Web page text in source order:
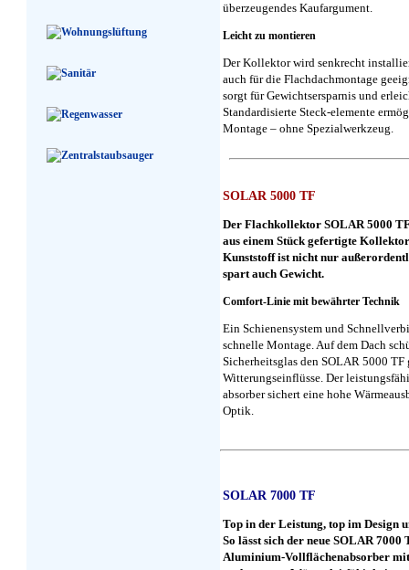
überzeugendes Kaufargument.
Leicht zu montieren
Der Kollektor wird senkrecht
auch für die Flachdachmontage
sorgt für Gewichtsersparnis und
Standardisierte Steck-elemente
Montage – ohne Spezialwerkzeug.
SOLAR 5000 TF
Der Flachkollektor SOLAR 5000
aus einem Stück gefertigte
Kunststoff ist nicht nur
spart auch Gewicht.
Comfort-Linie mit bewährter Technik
Ein Schienensystem und
schnelle Montage. Auf dem Dach
Sicherheitsglas den SOLAR 5000
Witterungseinflüsse. Der
absorber sichert eine hohe
Optik.
SOLAR 7000 TF
Top in der Leistung, top im Design
So lässt sich der neue SOLAR
Aluminium-Vollflächenabsorber